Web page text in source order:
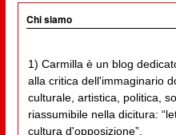
Chi siamo
1) Carmilla è un blog
alla critica dell'immaginario
culturale, artistica, politica,
riassumibile nella dicitura:
cultura d'opposizione”.